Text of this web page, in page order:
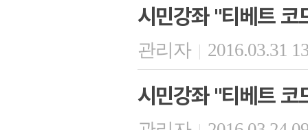
시민강좌 "티베트
관리자 | 2016.03.31
시민강좌 "티베트